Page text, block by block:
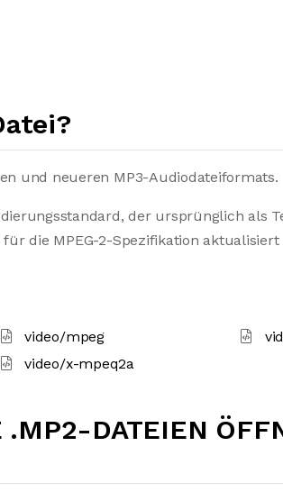
und neueren MP3-Audiodateiformats.
der ursprünglich als
die MPEG-2-Spezifikation aktualisiert
video/mpeg
video/x-mpeq2a
.MP2-DATEIEN